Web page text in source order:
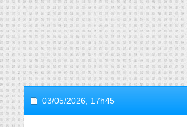
03/05/2026, 17h45